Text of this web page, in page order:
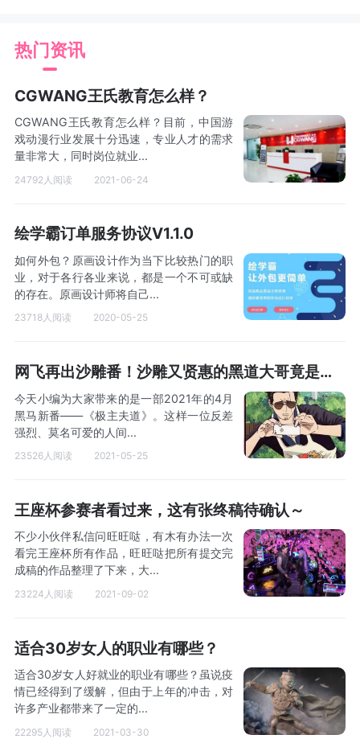
热门资讯
CGWANG王氏教育怎么样？
CGWANG王氏教育怎么样？目前，中国游
戏动漫行业发展十分迅速，专业人才的需求
量非常大，同时岗位就业...
24792人阅读 2021-06-24
绘学霸订单服务协议V1.1.0
如何外包？原画设计作为当下比较热门的职
业，对于各行各业来说，都是一个不可或缺
的存在。原画设计师将自己...
23718人阅读 2020-05-25
网飞再出沙雕番！沙雕又贤惠的黑道大哥竟是我老公之《主夫的诱惑》？
今天小编为大家带来的是一部2021年的4月
黑马新番——《极主夫道》。这样一位反差
强烈、莫名可爱的人间...
23526人阅读 2021-05-25
王座杯参赛者看过来，这有张终稿待确认～
不少小伙伴私信问旺旺哒，有木有办法一次
看完王座杯所有作品，旺旺哒把所有提交完
成稿的作品整理了下来，大...
23224人阅读 2021-09-02
适合30岁女人的职业有哪些？
适合30岁女人好就业的职业有哪些？虽说疫
情已经得到了缓解，但由于上年的冲击，对
许多产业都带来了一定的...
22295人阅读 2021-03-30